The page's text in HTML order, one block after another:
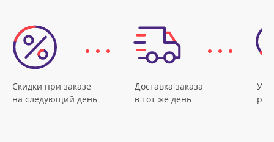
Скидки при заказе
на следующий день
Доставка заказа
в тот же день